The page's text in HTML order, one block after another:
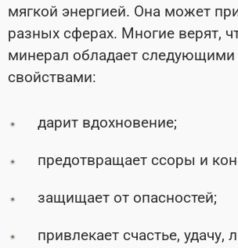
мягкой энергией. Она может
разных сферах. Многие верят,
минерал обладает следующими
свойствами:
дарит вдохновение;
предотвращает ссоры и
защищает от опасностей;
привлекает счастье, удачу,